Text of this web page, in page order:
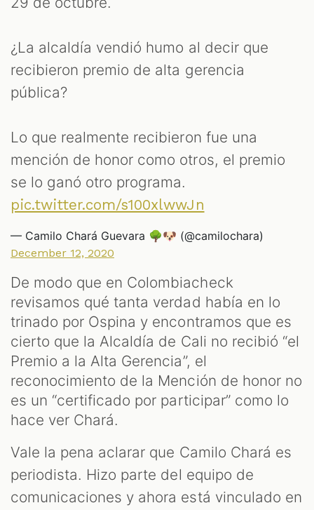
¿La alcaldía vendió humo al decir que
recibieron premio de alta gerencia
pública?
Lo que realmente recibieron fue una
mención de honor como otros, el premio
se lo ganó otro programa.
pic.twitter.com/s100xlwwJn
— Camilo Chará Guevara 🌳🐶 (@camilochara)
December 12, 2020
De modo que en Colombiacheck
revisamos qué tanta verdad había en lo
trinado por Ospina y encontramos que es
cierto que la Alcaldía de Cali no recibió “el
Premio a la Alta Gerencia”, el
reconocimiento de la Mención de honor no
es un “certificado por participar” como lo
hace ver Chará.
Vale la pena aclarar que Camilo Chará es
periodista. Hizo parte del equipo de
comunicaciones y ahora está vinculado en